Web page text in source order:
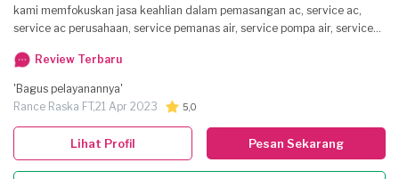
kami memfokuskan jasa keahlian dalam pemasangan ac, service ac,
service ac perusahaan, service pemanas air, service pompa air, service
Profesional dalam bidang kami tersebut dan komitmen kami adalah
kepuasan pelanggan sangat diutamakan. Jadi silahkan segera hubungi
kami siap melayani kebutuhan anda.
Review Terbaru
'Bagus pelayanannya'
Rance Raska FT,21 Apr 2023 5,0
Pesan Sekarang
Lihat Profil